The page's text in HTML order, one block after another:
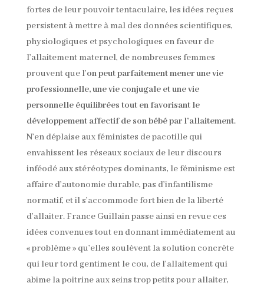
fortes de leur pouvoir tentaculaire, les idées reçues
persistent à mettre à mal des données scientifiques,
physiologiques et psychologiques en faveur de
l’allaitement maternel, de nombreuses femmes
prouvent que l’on peut parfaitement mener une vie
professionnelle, une vie conjugale et une vie
personnelle équilibrées tout en favorisant le
développement affectif de son bébé par l’allaitement.
N’en déplaise aux féministes de pacotille qui
envahissent les réseaux sociaux de leur discours
inféodé aux stéréotypes dominants, le féminisme est
affaire d’autonomie durable, pas d’infantilisme
normatif, et il s’accommode fort bien de la liberté
d’allaiter. France Guillain passe ainsi en revue ces
idées convenues tout en donnant immédiatement au
« problème » qu’elles soulèvent la solution concrète
qui leur tord gentiment le cou, de l’allaitement qui
abime la poitrine aux seins trop petits pour allaiter,